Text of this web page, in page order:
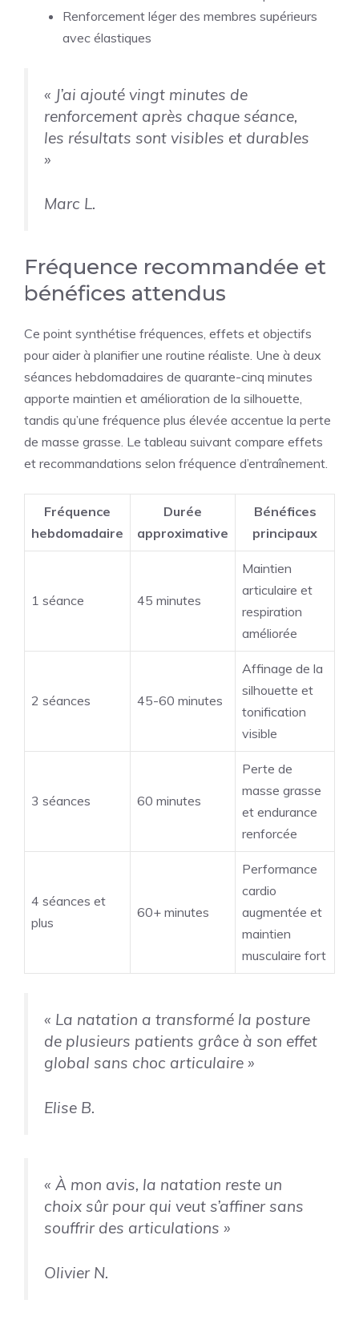
Renforcement léger des membres supérieurs
avec élastiques
« J’ai ajouté vingt minutes de
renforcement après chaque séance,
les résultats sont visibles et durables
»
Marc L.
Fréquence recommandée et
bénéfices attendus
Ce point synthétise fréquences, effets et objectifs
pour aider à planifier une routine réaliste. Une à deux
séances hebdomadaires de quarante-cinq minutes
apporte maintien et amélioration de la silhouette,
tandis qu’une fréquence plus élevée accentue la perte
de masse grasse. Le tableau suivant compare effets
et recommandations selon fréquence d’entraînement.
Fréquence
hebdomadaire
Durée
approximative
Bénéfices
principaux
1 séance 45 minutes
Maintien
articulaire et
respiration
améliorée
2 séances 45-60 minutes
Affinage de la
silhouette et
tonification
visible
3 séances 60 minutes
Perte de
masse grasse
et endurance
renforcée
4 séances et
plus
60+ minutes
Performance
cardio
augmentée et
maintien
musculaire fort
« La natation a transformé la posture
de plusieurs patients grâce à son effet
global sans choc articulaire »
Elise B.
« À mon avis, la natation reste un
choix sûr pour qui veut s’affiner sans
souffrir des articulations »
Olivier N.